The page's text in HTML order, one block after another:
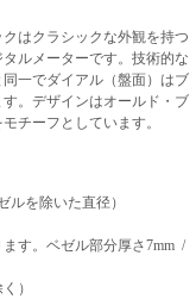
はクラシックな外観を持つ
ルメーターです。技術的な
同一でダイアル（盤面）はブ
。デザインはオールド・ブ
チーフとしています。
ルを除いた直径）
ます。ベゼル部分厚さ7mm /
）